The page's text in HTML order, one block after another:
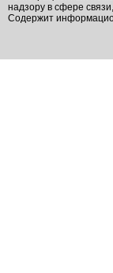
надзору в сфере
Содержит